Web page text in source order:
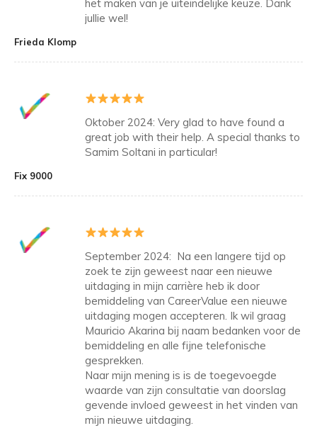
het maken van je uiteindelijke keuze. Dank
jullie wel!
Frieda Klomp
Oktober 2024: Very glad to have found a
great job with their help. A special thanks to
Samim Soltani in particular!
Fix 9000
September 2024: Na een langere tijd op
zoek te zijn geweest naar een nieuwe
uitdaging in mijn carrière heb ik door
bemiddeling van CareerValue een nieuwe
uitdaging mogen accepteren. Ik wil graag
Mauricio Akarina bij naam bedanken voor de
bemiddeling en alle fijne telefonische
gesprekken.
Naar mijn mening is is de toegevoegde
waarde van zijn consultatie van doorslag
gevende invloed geweest in het vinden van
mijn nieuwe uitdaging.